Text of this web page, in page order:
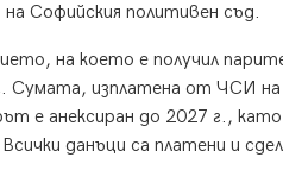
Софийския политивен съд.
на което е получил
Сумата, изплатена от ЧСИ на
е анексиран до 2027 г.,
данъци са платени и